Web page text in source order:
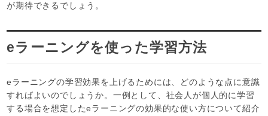
が期待できるでしょう。
eラーニングを使った学習方法
eラーニングの学習効果を上げるためには、どのような点に意識
すればよいのでしょうか。一例として、社会人が個人的に学習
する場合を想定したeラーニングの効果的な使い方について紹介